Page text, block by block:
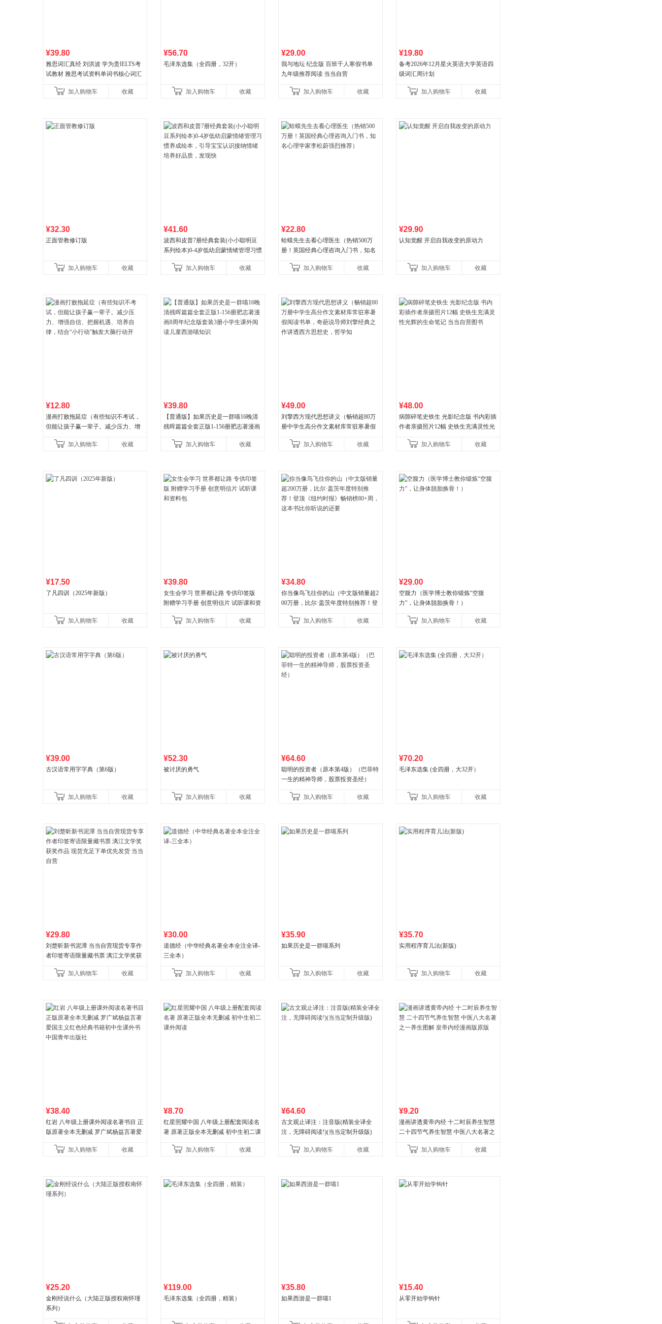
¥39.80
雅思词汇真经 刘洪波 学为贵IELTS考
试教材 雅思考试资料单词书核心词汇
加入购物车
收藏
¥56.70
毛泽东选集（全四册，32开）
加入购物车 收藏
¥29.00
我与地坛 纪念版 百班千人寒假书单
九年级推荐阅读 当当自营
加入购物车 收藏
¥19.80
备考2026年12月星火英语大学英语四
级词汇周计划
加入购物车 收藏
¥32.30
正面管教修订版
加入购物车 收藏
¥41.60
波西和皮普7册经典套装(小小聪明豆
系列绘本)0-4岁低幼启蒙情绪管理习惯
养好品质，发现快
加入购物车 收藏
¥22.80
蛤蟆先生去看心理医生（热销500万
册！英国经典心理咨询入门书，知名
加入购物车
收藏
¥29.90
认知觉醒 开启自我改变的原动力
加入购物车 收藏
¥12.80
漫画打败拖延症（有些知识不考试，
但能让孩子赢一辈子。减少压力、增
合“小行动”触发大脑行动开
加入购物车 收藏
¥39.80
【普通版】如果历史是一群喵16晚清
残晖篇篇全套正版1-156册肥志著漫画
儿童西游喵知识
加入购物车 收藏
¥49.00
刘擎西方现代思想讲义（畅销超80万
册中学生高分作文素材库常驻寒暑假
讲透西方思想史，哲学知
加入购物车 收藏
¥48.00
病隙碎笔史铁生 光影纪念版 书内彩插
作者亲摄照片12幅 史铁生充满灵性光
加入购物车
收藏
¥17.50
了凡四训（2025年新版）
加入购物车 收藏
¥39.80
女生会学习 世界都让路 专供印签版
附赠学习手册 创意明信片 试听课和资
加入购物车
收藏
¥34.80
你当像鸟飞往你的山（中文版销量超2
00万册，比尔·盖茨年度特别推荐！登
比你听说的还要
加入购物车 收藏
¥29.00
空腹力（医学博士教你锻炼“空腹
力”，让身体脱胎换骨！）
加入购物车 收藏
¥39.00
古汉语常用字字典（第6版）
加入购物车 收藏
¥52.30
被讨厌的勇气
加入购物车 收藏
¥64.60
聪明的投资者（原本第4版）（巴菲特
一生的精神导师，股票投资圣经）
加入购物车 收藏
¥70.20
毛泽东选集 (全四册，大32开）
加入购物车 收藏
¥29.80
刘楚昕新书泥潭 当当自营现货专享作
者印签寄语限量藏书票 漓江文学奖获
加入购物车 收藏
¥30.00
道德经（中华经典名著全本全注全译-
三全本）
加入购物车 收藏
¥35.90
如果历史是一群喵系列
加入购物车 收藏
¥35.70
实用程序育儿法(新版)
加入购物车 收藏
¥38.40
红岩 八年级上册课外阅读名著书目 正
版原著全本无删减 罗广斌杨益言著爱
国青年出版社加入购物车 收藏
¥8.70
红星照耀中国 八年级上册配套阅读名
著 原著正版全本无删减 初中生初二课
加入购物车
收藏
¥64.60
古文观止译注：注音版(精装全译全
注，无障碍阅读!)(当当定制升级版)
加入购物车 收藏
¥9.20
漫画讲透黄帝内经 十二时辰养生智慧
二十四节气养生智慧 中医八大名著之
加入购物车
收藏
¥25.20
金刚经说什么（大陆正版授权南怀瑾
系列）
¥119.00
毛泽东选集（全四册，精装）
¥35.80
如果西游是一群喵1
¥15.40
从零开始学钩针